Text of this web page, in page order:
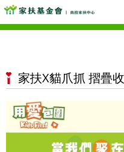
家扶X貓爪抓 摺疊